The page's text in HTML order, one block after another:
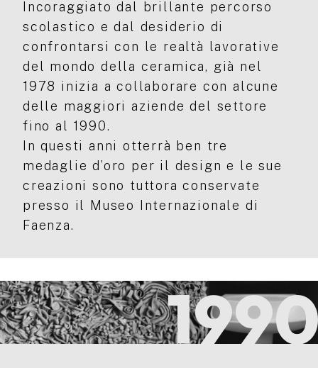
Incoraggiato dal brillante percorso
scolastico e dal desiderio di
confrontarsi con le realtà lavorative
del mondo della ceramica, già nel
1978 inizia a collaborare con alcune
delle maggiori aziende del settore
fino al 1990.
In questi anni otterrà ben tre
medaglie d’oro per il design e le sue
creazioni sono tuttora conservate
presso il Museo Internazionale di
Faenza.